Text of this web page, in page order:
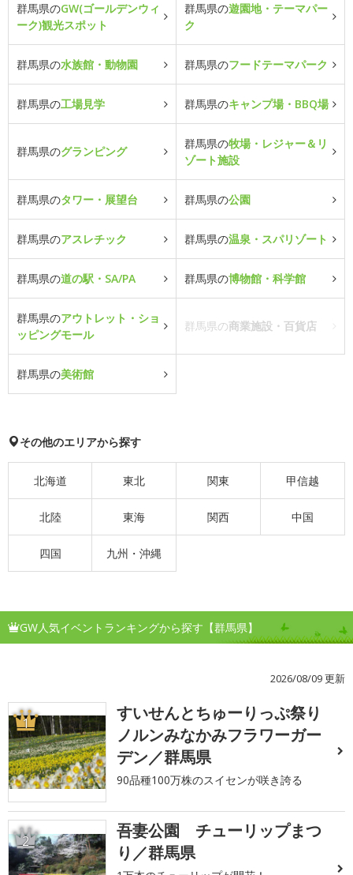
群馬県のGW(ゴールデンウィ
ーク)観光スポット
群馬県の遊園地・テーマパー
ク
群馬県の水族館・動物園 群馬県のフードテーマパーク
群馬県の工場見学 群馬県のキャンプ場・BBQ場
群馬県のグランピング
群馬県の牧場・レジャー＆リ
ゾート施設
群馬県のタワー・展望台 群馬県の公園
群馬県のアスレチック 群馬県の温泉・スパリゾート
群馬県の道の駅・SA/PA 群馬県の博物館・科学館
群馬県のアウトレット・ショ
ッピングモール
群馬県の商業施設・百貨店
群馬県の美術館
その他のエリアから探す
北海道 東北 関東 甲信越
北陸 東海 関西 中国
四国 九州・沖縄
GW人気イベントランキングから探す【群馬県】
2026/08/09 更新
1
すいせんとちゅーりっぷ祭り
ノルンみなかみフラワーガー
デン／群馬県
90品種100万株のスイセンが咲き誇る
2
吾妻公園 チューリップまつ
り／群馬県